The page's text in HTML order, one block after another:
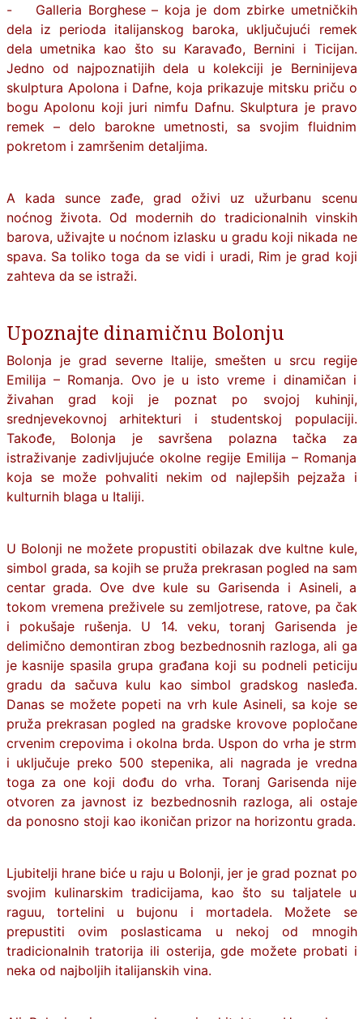
- Galleria Borghese – koja je dom zbirke umetničkih
dela iz perioda italijanskog baroka, uključujući remek
dela umetnika kao što su Karavađo, Bernini i Ticijan.
Jedno od najpoznatijih dela u kolekciji je Berninijeva
skulptura Apolona i Dafne, koja prikazuje mitsku priču o
bogu Apolonu koji juri nimfu Dafnu. Skulptura je pravo
remek – delo barokne umetnosti, sa svojim fluidnim
pokretom i zamršenim detaljima.
A kada sunce zađe, grad oživi uz užurbanu scenu
noćnog života. Od modernih do tradicionalnih vinskih
barova, uživajte u noćnom izlasku u gradu koji nikada ne
spava. Sa toliko toga da se vidi i uradi, Rim je grad koji
zahteva da se istraži.
Upoznajte dinamičnu Bolonju
Bolonja je grad severne Italije, smešten u srcu regije
Emilija – Romanja. Ovo je u isto vreme i dinamičan i
živahan grad koji je poznat po svojoj kuhinji,
srednjevekovnoj arhitekturi i studentskoj populaciji.
Takođe, Bolonja je savršena polazna tačka za
istraživanje zadivljujuće okolne regije Emilija – Romanja
koja se može pohvaliti nekim od najlepših pejzaža i
kulturnih blaga u Italiji.
U Bolonji ne možete propustiti obilazak dve kultne kule,
simbol grada, sa kojih se pruža prekrasan pogled na sam
centar grada. Ove dve kule su Garisenda i Asineli, a
tokom vremena preživele su zemljotrese, ratove, pa čak
i pokušaje rušenja. U 14. veku, toranj Garisenda je
delimično demontiran zbog bezbednosnih razloga, ali ga
je kasnije spasila grupa građana koji su podneli peticiju
gradu da sačuva kulu kao simbol gradskog nasleđa.
Danas se možete popeti na vrh kule Asineli, sa koje se
pruža prekrasan pogled na gradske krovove popločane
crvenim crepovima i okolna brda. Uspon do vrha je strm
i uključuje preko 500 stepenika, ali nagrada je vredna
toga za one koji dođu do vrha. Toranj Garisenda nije
otvoren za javnost iz bezbednosnih razloga, ali ostaje
da ponosno stoji kao ikoničan prizor na horizontu grada.
Ljubitelji hrane biće u raju u Bolonji, jer je grad poznat po
svojim kulinarskim tradicijama, kao što su taljatele u
raguu, tortelini u bujonu i mortadela. Možete se
prepustiti ovim poslasticama u nekoj od mnogih
tradicionalnih tratorija ili osterija, gde možete probati i
neka od najboljih italijanskih vina.